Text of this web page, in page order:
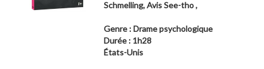
Schmelling,Avis See-tho,
Genre : Drame psychologique
Durée : 1h28
États-Unis